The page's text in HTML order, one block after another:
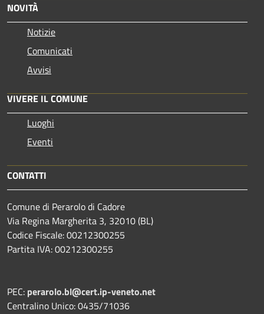
NOVITÀ
Notizie
Comunicati
Avvisi
VIVERE IL COMUNE
Luoghi
Eventi
CONTATTI
Comune di Perarolo di Cadore
Via Regina Margherita 3, 32010 (BL)
Codice Fiscale: 00212300255
Partita IVA: 00212300255
PEC: perarolo.bl@cert.ip-veneto.net
Centralino Unico: 0435/71036